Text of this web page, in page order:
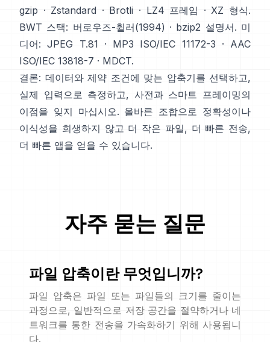
gzip · Zstandard · Brotli · LZ4 프레임 · XZ 형식.
BWT 스택: 버로우즈-휠러(1994) · bzip2 설명서. 미
디어: JPEG T.81 · MP3 ISO/IEC 11172-3 · AAC
ISO/IEC 13818-7 · MDCT.
결론: 데이터와 제약 조건에 맞는 압축기를 선택하고,
실제 입력으로 측정하고, 사전과 스마트 프레이밍의
이점을 잊지 마십시오. 올바른 조합으로 정확성이나
이식성을 희생하지 않고 더 작은 파일, 더 빠른 전송,
더 빠른 앱을 얻을 수 있습니다.
자주 묻는 질문
파일 압축이란 무엇입니까?
파일 압축은 파일 또는 파일들의 크기를 줄이는
과정으로, 일반적으로 저장 공간을 절약하거나 네
트워크를 통한 전송을 가속화하기 위해 사용됩니
다.